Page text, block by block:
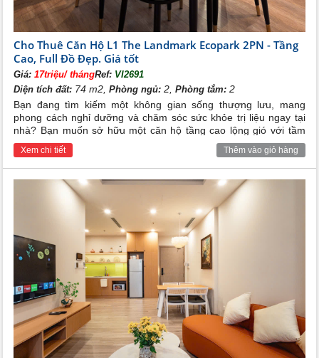
Cho Thuê Căn Hộ L1 The Landmark Ecopark 2PN - Tầng
Cao, Full Đồ Đẹp. Giá tốt
Giá:17triệu/ thángRef: VI2691
Diện tích đất: 74 m2,Phòng ngủ: 2,Phòng tắm: 2
Bạn đang tìm kiếm một không gian sống thượng lưu, mang
phong cách nghỉ dưỡng và chăm sóc sức khỏe trị liệu ngay tại
nhà? Bạn muốn sở hữu một căn hộ tầng cao lộng gió với tầm
view panorama ôm trọn mảng xanh đại đô thị? Căn hộ cao cấp
2 phòng ngủ tại tòa tháp L1 The Landmark Ecopark chính là tổ
ấm hoàn hảo, nơi bạn chỉ cần xách vali vào và tận hưởng cuộc
sống đẳng cấp mỗi ngày.
Xem chi tiết Thêm vào giỏ hàng